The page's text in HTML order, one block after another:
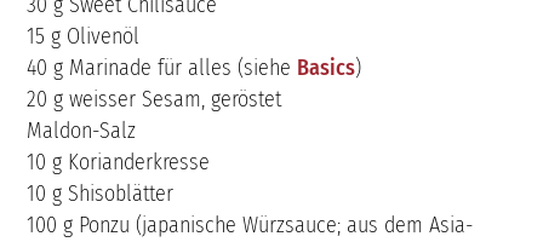
15 g Olivenöl
40 g Marinade für alles (siehe Basics)
20 g weisser Sesam, geröstet
Maldon-Salz
10 g Korianderkresse
10 g Shisoblätter
100 g Ponzu (japanische Würzsauce; aus dem Asia-